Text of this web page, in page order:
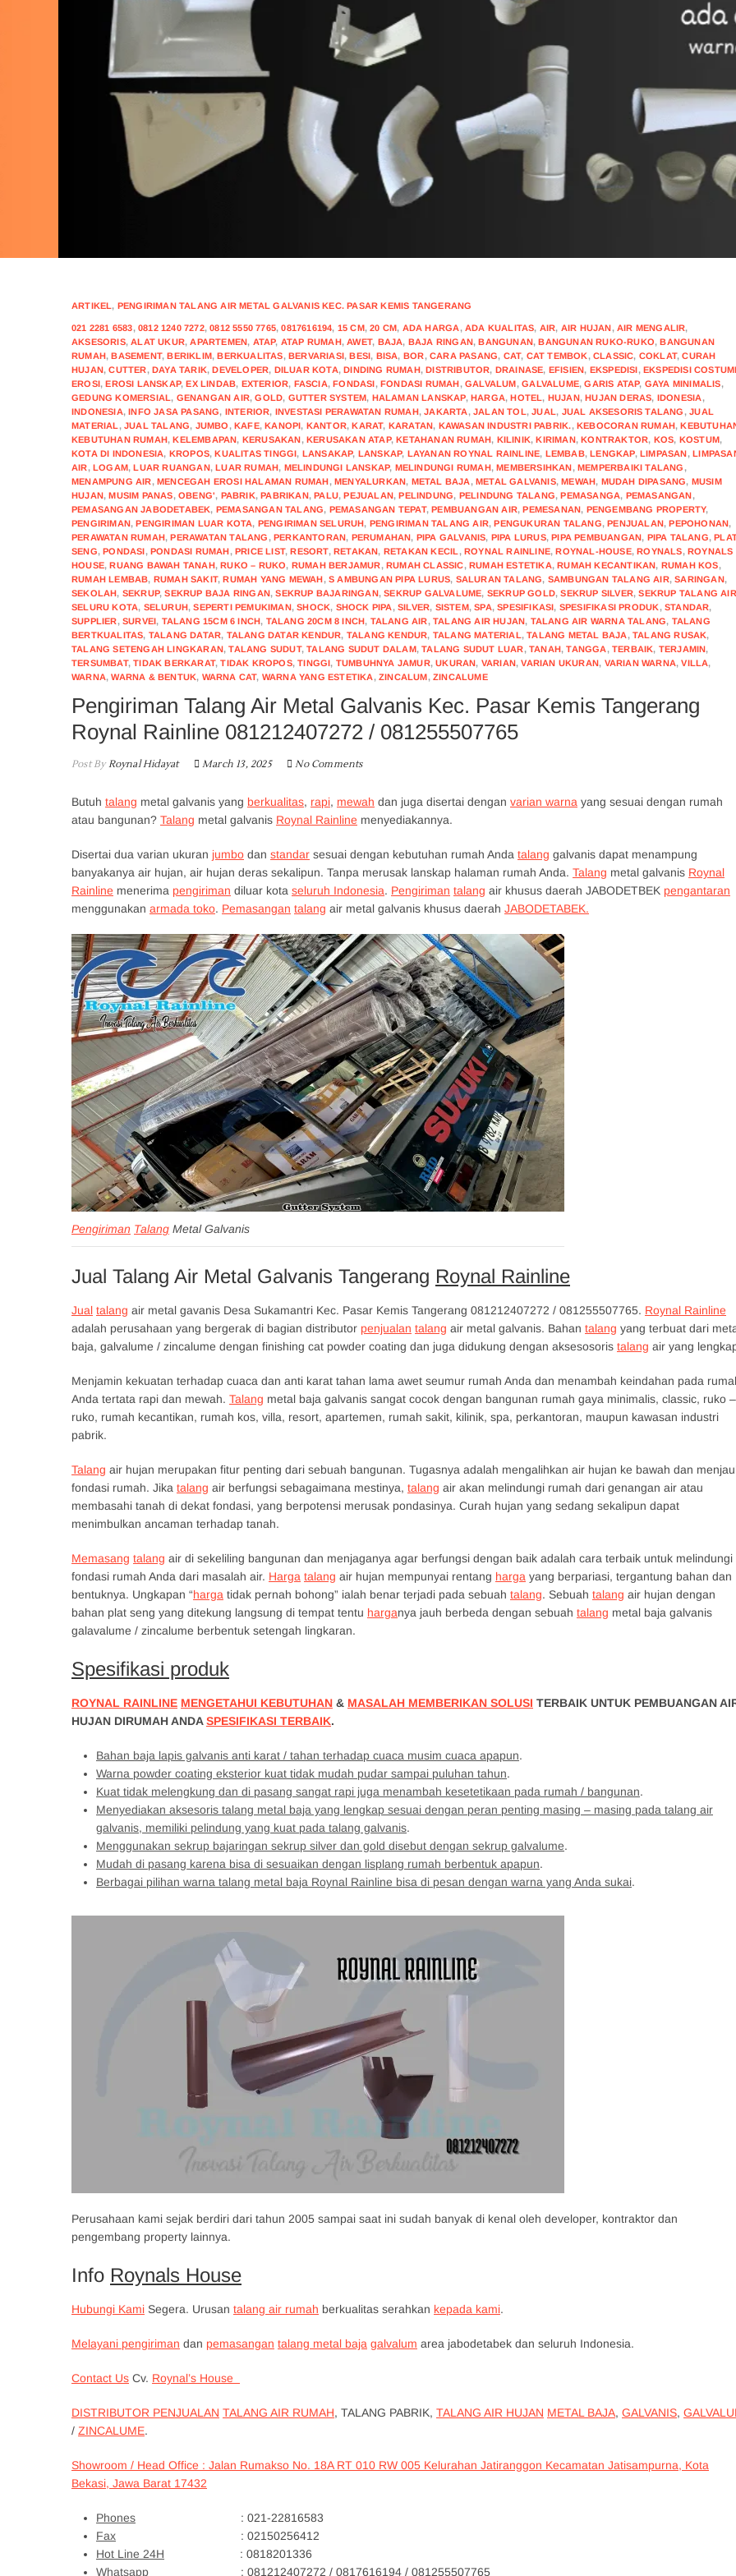
ARTIKEL, PENGIRIMAN TALANG AIR METAL GALVANIS KEC. PASAR KEMIS TANGERANG
021 2281 6583,0812 1240 7272,0812 5550 7765,0817616194, 15 CM,20 CM, ADA HARGA, ADA KUALITAS, AIR, AIR HUJAN, AIR MENGALIR,
AKSESORIS,ALAT UKUR,APARTEMEN, ATAP, ATAP RUMAH,AWET, BAJA, BAJA RINGAN,BANGUNAN,BANGUNAN RUKO-RUKO,BANGUNAN
RUMAH,BASEMENT,BERIKLIM,BERKUALITAS,BERVARIASI,BESI, BISA, BOR, CARA PASANG, CAT, CAT TEMBOK, CLASSIC, COKLAT,CURAH
HUJAN,CUTTER,DAYA TARIK,DEVELOPER, DILUAR KOTA,DINDING RUMAH,DISTRIBUTOR, DRAINASE, EFISIEN, EKSPEDISI, EKSPEDISI
EROSI,EROSI LANSKAP,EX LINDAB, EXTERIOR, FASCIA,FONDASI,FONDASI RUMAH,GALVALUM,GALVALUME,GARIS ATAP, GAYA MINIMALIS,
GEDUNG KOMERSIAL, GENANGAN AIR,GOLD, GUTTER SYSTEM, HALAMAN LANSKAP,HARGA,HOTEL, HUJAN,HUJAN DERAS, IDONESIA,
INDONESIA,INFO JASA PASANG, INTERIOR, INVESTASI PERAWATAN RUMAH,JAKARTA,JALAN TOL,JUAL, JUAL AKSESORIS TALANG ,JUAL
MATERIAL ,JUAL TALANG, JUMBO ,KAFE,KANOPI, KANTOR,KARAT, KARATAN, KAWASAN INDUSTRI PABRIK., KEBOCORAN RUMAH,
KEBUTUHAN RUMAH,KELEMBAPAN, KERUSAKAN,KERUSAKAN ATAP,KETAHANAN RUMAH, KILINIK,KIRIMAN,KONTRAKTOR, KOS, KOSTUM,
KOTA DI INDONESIA, KROPOS,KUALITAS TINGGI, LANSAKAP, LANSKAP, LAYANAN ROYNAL RAINLINE, LEMBAB,LENGKAP,LIMPASAN,
AIR,LOGAM,LUAR RUANGAN,LUAR RUMAH, MELINDUNGI LANSKAP, MELINDUNGI RUMAH,MEMBERSIHKAN,MEMPERBAIKI TALANG ,
MENAMPUNG AIR,MENCEGAH EROSI HALAMAN RUMAH,MENYALURKAN, METAL BAJA,METAL GALVANIS,MEWAH, MUDAH DIPASANG, MUSIM
HUJAN,MUSIM PANAS,OBENG', PABRIK,PABRIKAN,PALU,PEJUALAN,PELINDUNG, PELINDUNG TALANG,PEMASANGA, PEMASANGAN,
PEMASANGAN JABODETABEK, PEMASANGAN TALANG, PEMASANGAN TEPAT,PEMBUANGAN AIR,PEMESANAN, PENGEMBANG PROPERTY,
PENGIRIMAN,PENGIRIMAN LUAR KOTA, PENGIRIMAN SELURUH, PENGIRIMAN TALANG AIR,PENGUKURAN TALANG,PENJUALAN,PEPOHONAN,
PERAWATAN RUMAH,PERAWATAN TALANG ,PERKANTORAN, PERUMAHAN, PIPA GALVANIS, PIPA LURUS,PIPA PEMBUANGAN, PIPA TALANG,
SENG,PONDASI,PONDASI RUMAH,PRICE LIST,RESORT,RETAKAN, RETAKAN KECIL , ROYNAL RAINLINE,ROYNAL-HOUSE,ROYNALS, ROYNALS
HOUSE,RUANG BAWAH TANAH,RUKO – RUKO, RUMAH BERJAMUR,RUMAH CLASSIC,RUMAH ESTETIKA,RUMAH KECANTIKAN, RUMAH KOS,
RUMAH LEMBAB, RUMAH SAKIT,RUMAH YANG MEWAH,S AMBUNGAN PIPA LURUS, SALURAN TALANG, SAMBUNGAN TALANG AIR,SARINGAN,
SEKOLAH, SEKRUP,SEKRUP BAJA RINGAN,SEKRUP BAJARINGAN,SEKRUP GALVALUME, SEKRUP GOLD,SEKRUP SILVER,SEKRUP TALANG AIR
SELURU KOTA, SELURUH,SEPERTI PEMUKIMAN,SHOCK, SHOCK PIPA,SILVER, SISTEM,SPA,SPESIFIKASI, SPESIFIKASI PRODUK, STANDAR,
SUPPLIER,SURVEI, TALANG 15CM 6 INCH, TALANG 20CM 8 INCH, TALANG AIR,TALANG AIR HUJAN, TALANG AIR WARNA TALANG, TALANG
BERTKUALITAS, TALANG DATAR, TALANG DATAR KENDUR, TALANG KENDUR, TALANG MATERIAL,TALANG METAL BAJA,TALANG RUSAK,
TALANG SETENGAH LINGKARAN,TALANG SUDUT,TALANG SUDUT DALAM,TALANG SUDUT LUAR,TANAH,TANGGA,TERBAIK, TERJAMIN,
TERSUMBAT,TIDAK BERKARAT,TIDAK KROPOS,TINGGI, TUMBUHNYA JAMUR,UKURAN, VARIAN,VARIAN UKURAN, VARIAN WARNA,VILLA,
WARNA,WARNA & BENTUK, WARNA CAT, WARNA YANG ESTETIKA,ZINCALUM,ZINCALUME
Pengiriman Talang Air Metal Galvanis Kec. Pasar Kemis Tangerang
Roynal Rainline 081212407272 / 081255507765
Post ByRoynal Hidayat March 13, 2025 No Comments
Butuh talang metal galvanis yang berkualitas, rapi, mewah dan juga disertai dengan varian warna yang sesuai dengan rumah
atau bangunan? Talang metal galvanis Roynal Rainline menyediakannya.
Disertai dua varian ukuran jumbo dan standar sesuai dengan kebutuhan rumah Anda talang galvanis dapat menampung
banyakanya air hujan, air hujan deras sekalipun. Tanpa merusak lanskap halaman rumah Anda. Talang metal galvanis Roynal
Rainline menerima pengiriman diluar kota seluruh Indonesia. Pengiriman talang air khusus daerah JABODETBEK pengantaran
menggunakan armada toko. Pemasangan talang air metal galvanis khusus daerah JABODETABEK.
Pengiriman Talang Metal Galvanis
Jual Talang Air Metal Galvanis Tangerang Roynal Rainline
Jual talang air metal gavanis Desa Sukamantri Kec. Pasar Kemis Tangerang 081212407272 / 081255507765. Roynal Rainline
adalah perusahaan yang bergerak di bagian distributor penjualan talang air metal galvanis. Bahan talang yang terbuat dari
baja, galvalume / zincalume dengan finishing cat powder coating dan juga didukung dengan aksesosoris talang air yang
Menjamin kekuatan terhadap cuaca dan anti karat tahan lama awet seumur rumah Anda dan menambah keindahan pada
Anda tertata rapi dan mewah. Talang metal baja galvanis sangat cocok dengan bangunan rumah gaya minimalis, classic, ruko –
ruko, rumah kecantikan, rumah kos, villa, resort, apartemen, rumah sakit, kilinik, spa, perkantoran, maupun kawasan industri
pabrik.
Talang air hujan merupakan fitur penting dari sebuah bangunan. Tugasnya adalah mengalihkan air hujan ke bawah dan
fondasi rumah. Jika talang air berfungsi sebagaimana mestinya, talang air akan melindungi rumah dari genangan air atau
membasahi tanah di dekat fondasi, yang berpotensi merusak pondasinya. Curah hujan yang sedang sekalipun dapat
menimbulkan ancaman terhadap tanah.
Memasang talang air di sekeliling bangunan dan menjaganya agar berfungsi dengan baik adalah cara terbaik untuk melindungi
fondasi rumah Anda dari masalah air. Harga talang air hujan mempunyai rentang harga yang berpariasi, tergantung bahan dan
bentuknya. Ungkapan “harga tidak pernah bohong” ialah benar terjadi pada sebuah talang. Sebuah talang air hujan dengan
bahan plat seng yang ditekung langsung di tempat tentu harganya jauh berbeda dengan sebuah talang metal baja galvanis
galavalume / zincalume berbentuk setengah lingkaran.
Spesifikasi produk
ROYNAL RAINLINE MENGETAHUI KEBUTUHAN & MASALAH MEMBERIKAN SOLUSI TERBAIK UNTUK PEMBUANGAN
HUJAN DIRUMAH ANDASPESIFIKASI TERBAIK.
Bahan baja lapis galvanis anti karat / tahan terhadap cuaca musim cuaca apapun.
Warna powder coating eksterior kuat tidak mudah pudar sampai puluhan tahun.
Kuat tidak melengkung dan di pasang sangat rapi juga menambah kesetetikaan pada rumah / bangunan.
Menyediakan aksesoris talang metal baja yang lengkap sesuai dengan peran penting masing – masing pada talang air
galvanis, memiliki pelindung yang kuat pada talang galvanis.
Menggunakan sekrup bajaringan sekrup silver dan gold disebut dengan sekrup galvalume.
Mudah di pasang karena bisa di sesuaikan dengan lisplang rumah berbentuk apapun.
Berbagai pilihan warna talang metal baja Roynal Rainline bisa di pesan dengan warna yang Anda sukai.
Perusahaan kami sejak berdiri dari tahun 2005 sampai saat ini sudah banyak di kenal oleh developer, kontraktor dan
pengembang property lainnya.
Info Roynals House
Hubungi Kami Segera. Urusan talang air rumah berkualitas serahkan kepada kami.
Melayani pengiriman dan pemasangan talang metal baja galvalum area jabodetabek dan seluruh Indonesia.
Contact Us Cv. Roynal’s House
DISTRIBUTOR PENJUALAN TALANG AIR RUMAH, TALANG PABRIK, TALANG AIR HUJAN METAL BAJA, GALVANIS,
/ ZINCALUME.
Showroom / Head Office : Jalan Rumakso No. 18A RT 010 RW 005 Kelurahan Jatiranggon Kecamatan Jatisampurna, Kota
Bekasi, Jawa Barat 17432
Phones : 021-22816583
Fax : 02150256412
Hot Line 24H : 0818201336
Whatsapp : 081212407272 / 0817616194 / 081255507765